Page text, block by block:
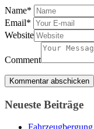
Name*
Email*
Website
Comment
Neueste Beiträge